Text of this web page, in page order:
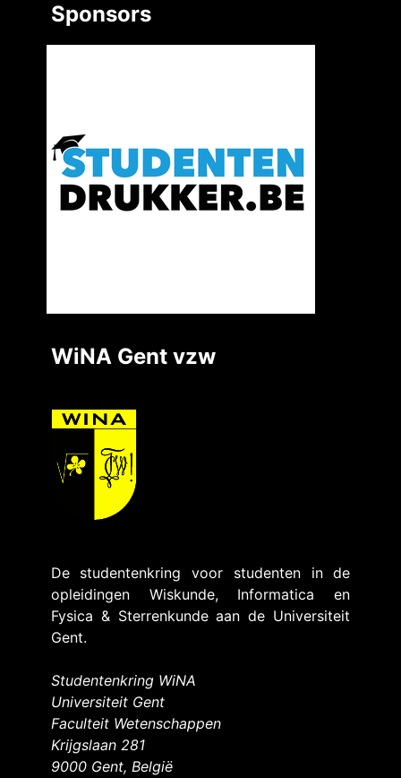
Sponsors
WiNA Gent vzw
De studentenkring voor studenten in de
opleidingen Wiskunde, Informatica en
Fysica & Sterrenkunde aan de Universiteit
Gent.
Studentenkring WiNA
Universiteit Gent
Faculteit Wetenschappen
Krijgslaan 281
9000 Gent, België